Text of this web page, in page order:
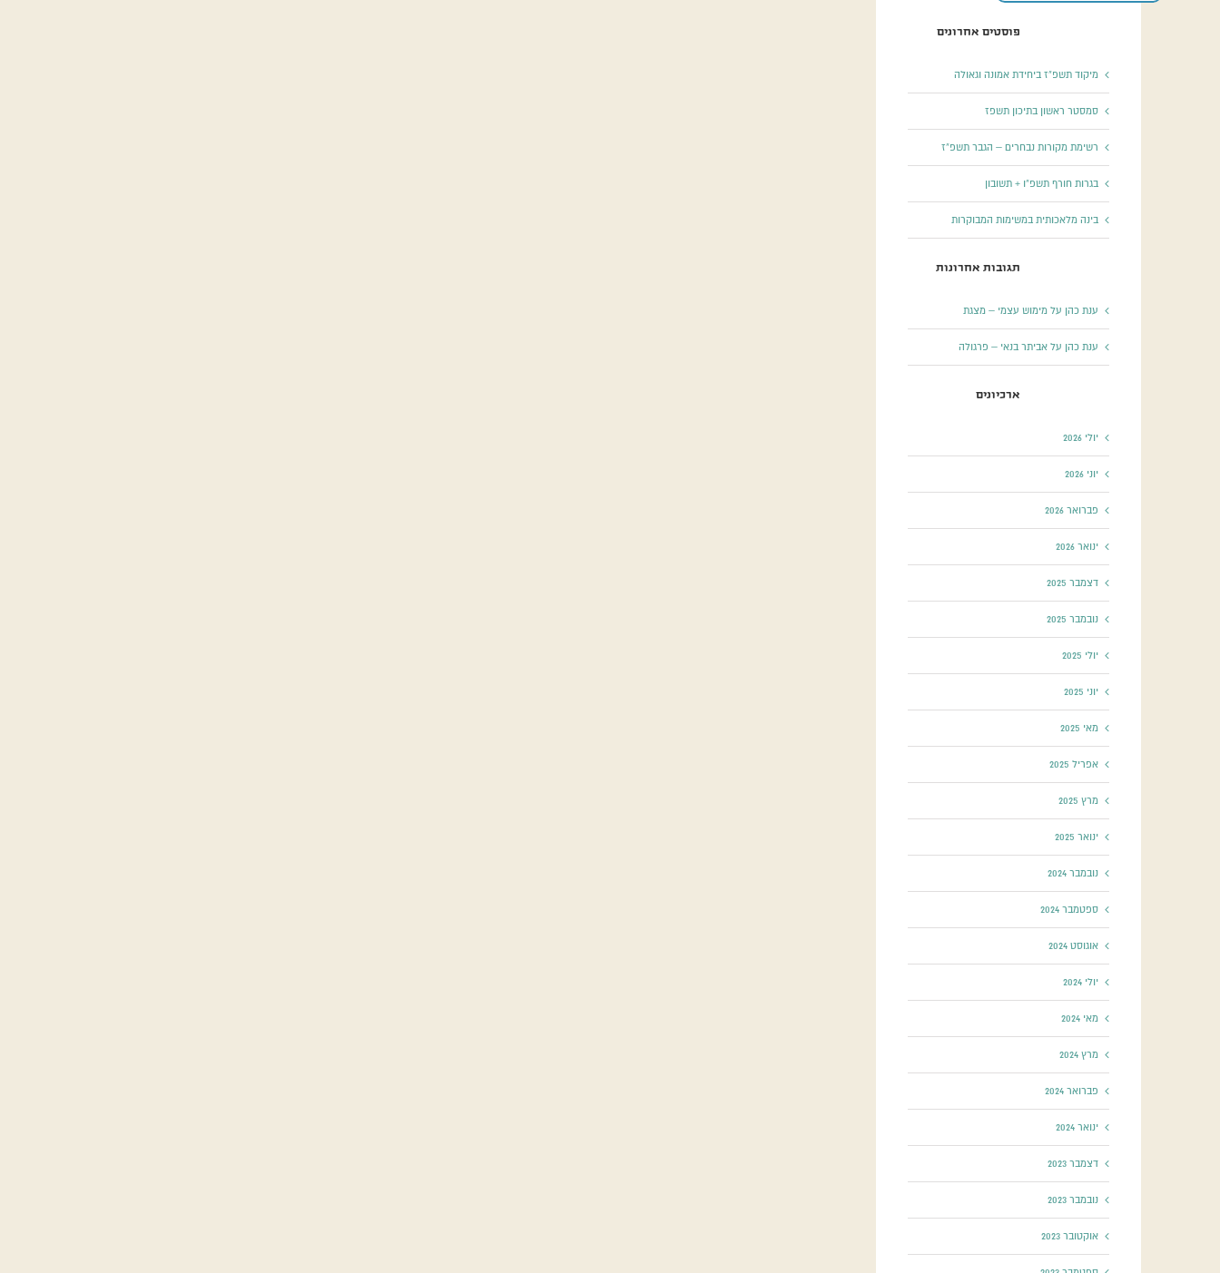
פוסטים אחרונים
מיקוד תשפ”ז ביחידת אמונה וגאולה
סמסטר ראשון בתיכון תשפז
רשימת מקורות נבחרים – הגבר תשפ”ז
בגרות חורף תשפ”ו + תשובון
בינה מלאכותית במשימות המבוקרות
תגובות אחרונות
ענת כהן עלמימוש עצמי – מצגת
ענת כהן עלאביתר בנאי – פרגולה
ארכיונים
יולי 2026
יוני 2026
פברואר 2026
ינואר 2026
דצמבר 2025
נובמבר 2025
יולי 2025
יוני 2025
מאי 2025
אפריל 2025
מרץ 2025
ינואר 2025
נובמבר 2024
ספטמבר 2024
אוגוסט 2024
יולי 2024
מאי 2024
מרץ 2024
פברואר 2024
ינואר 2024
דצמבר 2023
נובמבר 2023
אוקטובר 2023